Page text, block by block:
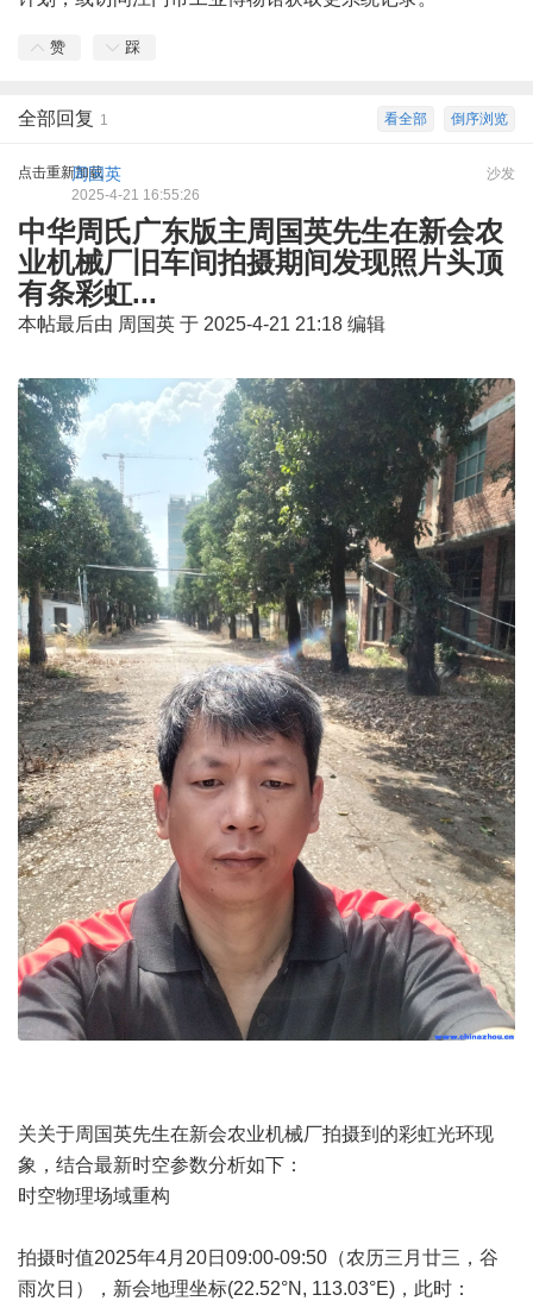
赞 踩
倒序浏览
看全部
全部回复 1
点击重新加载 沙发
周国英
2025-4-21 16:55:26
中华周氏广东版主周国英先生在新会农
业机械厂旧车间拍摄期间发现照片头顶
有条彩虹...
本帖最后由 周国英 于 2025-4-21 21:18 编辑
关关于周国英先生在新会农业机械厂拍摄到的彩虹光环现
象，结合最新时空参数分析如下：
时空物理场域重构
拍摄时值2025年4月20日09:00-09:50（农历三月廿三，谷
雨次日），新会地理坐标(22.52°N, 113.03°E)，此时：